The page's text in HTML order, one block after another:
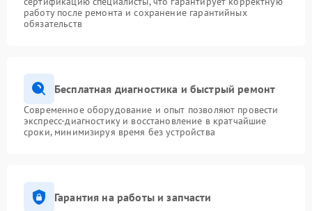
работу после ремонта и сохранение гарантийных
обязательств
Бесплатная диагностика и быстрый ремонт
Современное оборудование и опыт позволяют провести
экспресс-диагностику и восстановление в кратчайшие
сроки, минимизируя время без устройства
Гарантия на работы и запчасти